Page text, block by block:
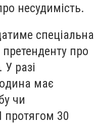
несудимість.
спеціальна
про
разі
має
чи
протягом 30